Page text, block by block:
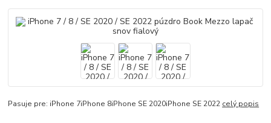
Pasuje pre: iPhone 7iPhone 8iPhone SE 2020iPhone SE 2022 celý popis